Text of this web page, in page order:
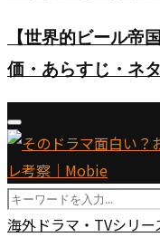
【世界的ビール帝
価・あらすじ・ネ
Primary
Menu
Search
for:
『ヴ
海外ドラマ・TVシリー